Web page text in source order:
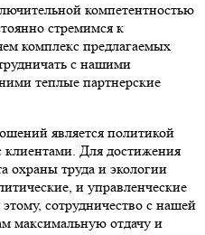
компетентностью
стремимся к
комплекс предлагаемых
с нашими
теплые партнерские
является политикой
клиентами. Для достижения
охраны труда и экологии
и управленческие
сотрудничество с нашей
максимальную отдачу и